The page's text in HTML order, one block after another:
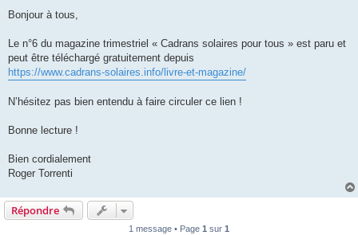
s
g
Bonjour à tous,
Le n°6 du magazine trimestriel « Cadrans solaires pour tous » est paru et
peut être téléchargé gratuitement depuis
https://www.cadrans-solaires.info/livre-et-magazine/
N’hésitez pas bien entendu à faire circuler ce lien !
Bonne lecture !
Bien cordialement
Roger Torrenti
Répondre
1 message • Page 1 sur 1